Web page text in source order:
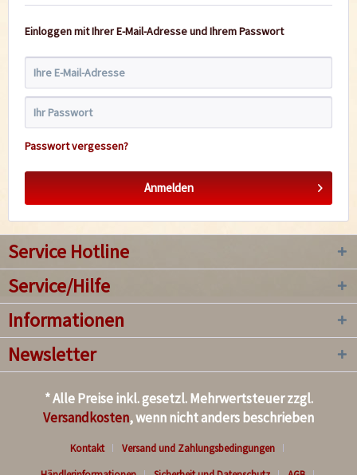
Einloggen mit Ihrer E-Mail-Adresse und Ihrem Passwort
Passwort vergessen?
Anmelden
Service Hotline
Service/Hilfe
Informationen
Newsletter
* Alle Preise inkl. gesetzl. Mehrwertsteuer zzgl.
Versandkosten, wenn nicht anders beschrieben
Kontakt
Versand und Zahlungsbedingungen